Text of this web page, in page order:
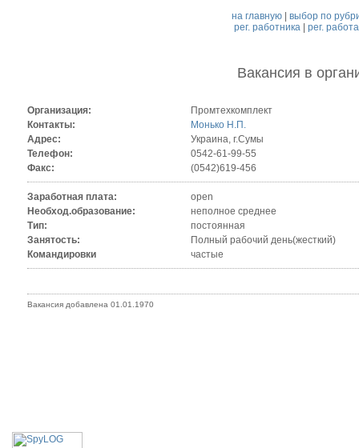
на главную |выбор по
рег. работника| рег.
Вакансия в
Организация:
Промтехкомплект
Контакты:
Монько Н.П.
Адрес:
Украина, г.Сумы
Телефон:
0542-61-99-55
Факс:
(0542)619-456
Заработная плата:
open
Необход.образование:
неполное среднее
Тип:
постоянная
Занятость:
Полный рабочий день(жесткий)
Командировки
частые
Вакансия добавлена 01.01.1970